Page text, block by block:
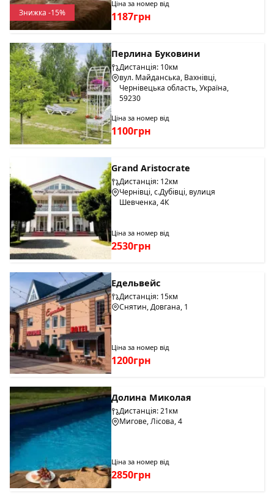
Знижка -15%
Ціна за номер від
1187грн
Перлина Буковини
Дистанція: 10км
вул. Майданська, Вахнівці,
Чернівецька область, Україна,
59230
Ціна за номер від
1100грн
Grand Aristocrate
Дистанція: 12км
Чернівці, с.Дубівці, вулиця
Шевченка, 4К
Ціна за номер від
2530грн
Едельвейс
Дистанція: 15км
Снятин, Довгана, 1
Ціна за номер від
1200грн
Долина Миколая
Дистанція: 21км
Мигове, Лісова, 4
Ціна за номер від
2850грн